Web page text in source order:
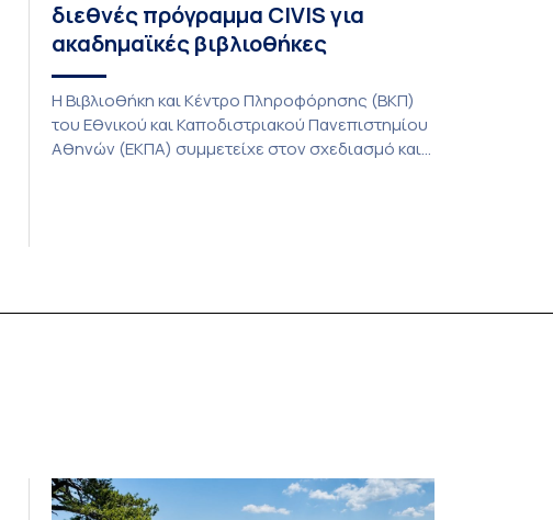
διεθνές πρόγραμμα CIVIS για
ακαδημαϊκές βιβλιοθήκες
Η Βιβλιοθήκη και Κέντρο Πληροφόρησης (ΒΚΠ)
του Εθνικού και Καποδιστριακού Πανεπιστημίου
Αθηνών (ΕΚΠΑ) συμμετείχε στον σχεδιασμό και
αποτελεί […]